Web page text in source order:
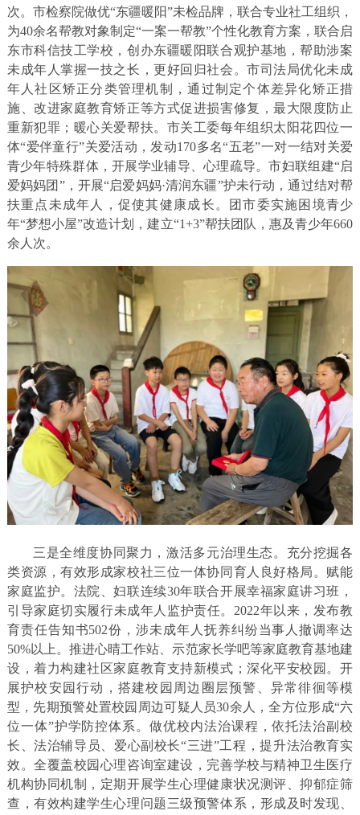
次。市检察院做优“东疆暖阳”未检品牌，联合专业社工组织，
为40余名帮教对象制定“一案一帮教”个性化教育方案，联合启
东市科信技工学校，创办东疆暖阳联合观护基地，帮助涉案
未成年人掌握一技之长，更好回归社会。市司法局优化未成
年人社区矫正分类管理机制，通过制定个体差异化矫正措
施、改进家庭教育矫正等方式促进损害修复，最大限度防止
重新犯罪；暖心关爱帮扶。市关工委每年组织太阳花四位一
体“爱伴童行”关爱活动，发动170多名“五老”一对一结对关爱
青少年特殊群体，开展学业辅导、心理疏导。市妇联组建“启
爱妈妈团”，开展“启爱妈妈·清润东疆”护未行动，通过结对帮
扶重点未成年人，促使其健康成长。团市委实施困境青少
年“梦想小屋”改造计划，建立“1+3”帮扶团队，惠及青少年660
余人次。
三是全维度协同聚力，激活多元治理生态。充分挖掘各
类资源，有效形成家校社三位一体协同育人良好格局。赋能
家庭监护。法院、妇联连续30年联合开展幸福家庭讲习班，
引导家庭切实履行未成年人监护责任。2022年以来，发布教
育责任告知书502份，涉未成年人抚养纠纷当事人撤调率达
50%以上。推进心晴工作站、示范家长学吧等家庭教育基地建
设，着力构建社区家庭教育支持新模式；深化平安校园。开
展护校安园行动，搭建校园周边圈层预警、异常徘徊等模
型，先期预警处置校园周边可疑人员30余人，全方位形成“六
位一体”护学防控体系。做优校内法治课程，依托法治副校
长、法治辅导员、爱心副校长“三进”工程，提升法治教育实
效。全覆盖校园心理咨询室建设，完善学校与精神卫生医疗
机构协同机制，定期开展学生心理健康状况测评、抑郁症筛
查，有效构建学生心理问题三级预警体系，形成及时发现、